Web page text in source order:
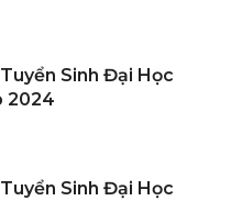
Sinh Đại Học
2024
Sinh Đại Học